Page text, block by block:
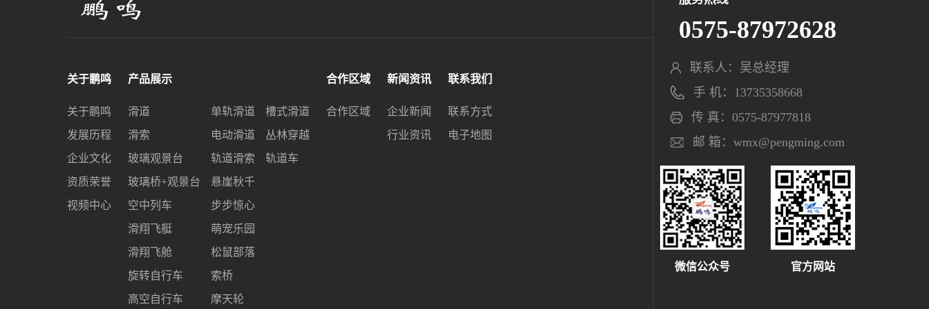
关于鹏鸣
关于鹏鸣
发展历程
企业文化
资质荣誉
视频中心
产品展示
滑道
滑索
玻璃观景台
玻璃桥+观景台
空中列车
滑翔飞艇
滑翔飞舱
旋转自行车
高空自行车
单轨滑道
电动滑道
轨道滑索
悬崖秋千
步步惊心
萌宠乐园
松鼠部落
索桥
摩天轮
槽式滑道
丛林穿越
轨道车
合作区域
合作区域
新闻资讯
企业新闻
行业资讯
联系我们
联系方式
电子地图
0575-87972628
联系人：吴总经理
手 机：13735358668
传 真：0575-87977818
邮 箱：wmx@pengming.com
微信公众号 官方网站